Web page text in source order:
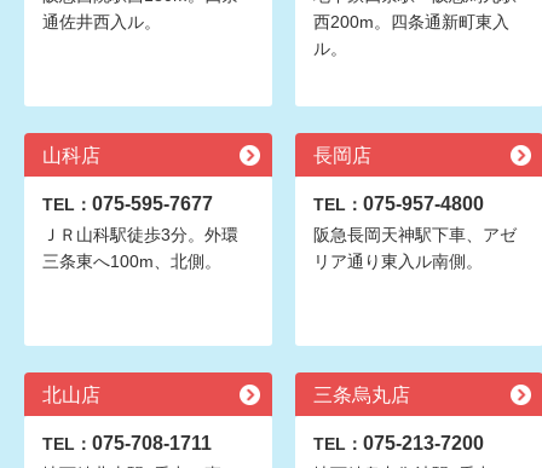
通佐井西入ル。
西200m。四条通新町東入
ル。
山科店
TEL： 075-595-7677
ＪＲ山科駅徒歩3分。外環
三条東へ100m、北側。
長岡店
TEL： 075-957-4800
阪急長岡天神駅下車、アゼ
リア通り東入ル南側。
北山店
TEL： 075-708-1711
三条烏丸店
TEL： 075-213-7200